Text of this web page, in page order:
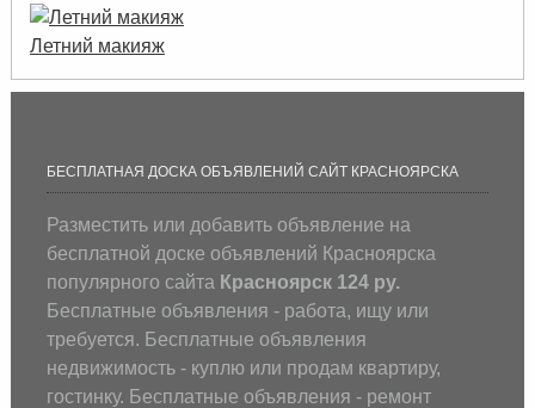
Летний макияж
БЕСПЛАТНАЯ ДОСКА ОБЪЯВЛЕНИЙ САЙТ КРАСНОЯРСКА
Разместить или добавить объявление на
бесплатной доске объявлений Красноярска
популярного сайта Красноярск 124 ру.
Бесплатные объявления - работа, ищу или
требуется. Бесплатные объявления
недвижимость - куплю или продам квартиру,
гостинку. Бесплатные объявления - ремонт